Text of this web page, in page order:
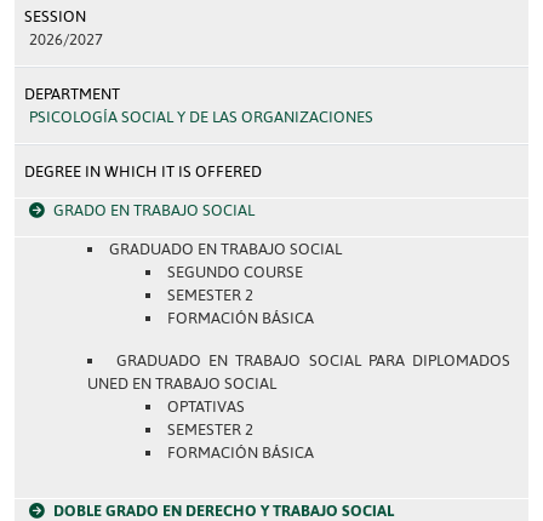
SESSION
2026/2027
DEPARTMENT
PSICOLOGÍA SOCIAL Y DE LAS ORGANIZACIONES
DEGREE IN WHICH IT IS OFFERED
GRADO EN TRABAJO SOCIAL
GRADUADO EN TRABAJO SOCIAL
SEGUNDO COURSE
SEMESTER 2
FORMACIÓN BÁSICA
GRADUADO EN TRABAJO SOCIAL PARA DIPLOMADOS
UNED EN TRABAJO SOCIAL
OPTATIVAS
SEMESTER 2
FORMACIÓN BÁSICA
DOBLE GRADO EN DERECHO Y TRABAJO SOCIAL